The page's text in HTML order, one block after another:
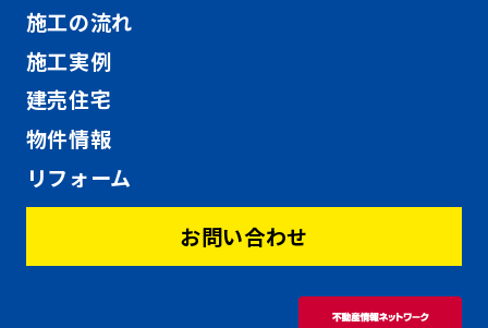
施工の流れ
施工実例
建売住宅
物件情報
リフォーム
お問い合わせ